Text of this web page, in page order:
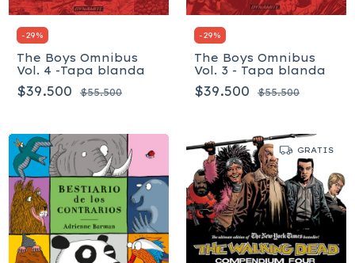
-29%
The Boys Omnibus
Vol. 4 -Tapa blanda
$39.500 $55.500
-29%
The Boys Omnibus
Vol. 3 - Tapa blanda
$39.500 $55.500
GRATIS